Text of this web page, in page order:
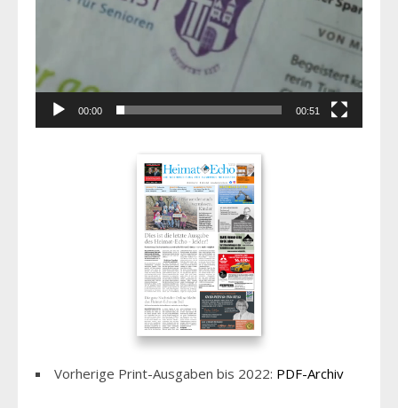
00:00 00:51
Vorherige Print-Ausgaben bis 2022: PDF-Archiv